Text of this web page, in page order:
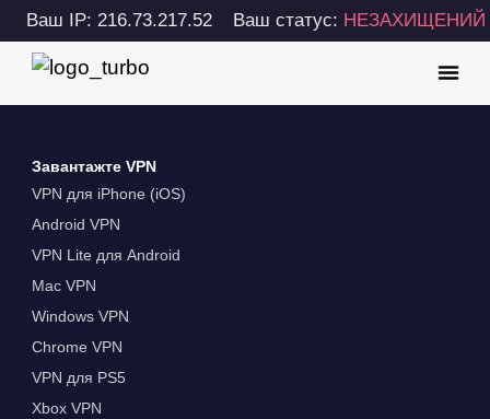
Ваш IP: 216.73.217.52 Ваш статус: НЕЗАХИЩЕНИЙ
Завантажте VPN
VPN для iPhone (iOS)
Android VPN
VPN Lite для Android
Mac VPN
Windows VPN
Chrome VPN
VPN для PS5
Xbox VPN